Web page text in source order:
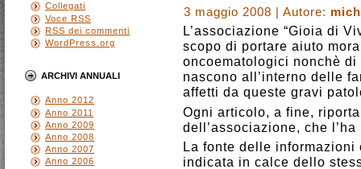
Collegati
Voce RSS
RSS dei commenti
WordPress.org
ARCHIVI ANNUALI
Anno 2012
Anno 2011
Anno 2009
Anno 2008
Anno 2007
Anno 2006
3 maggio 2008 | Autore:
L’associazione “Gioia di
scopo di portare aiuto
oncoematologici nonchè
nascono all’interno delle
affetti da queste gravi
Ogni articolo, a fine,
dell’associazione, che
La fonte delle
indicata in calce dello